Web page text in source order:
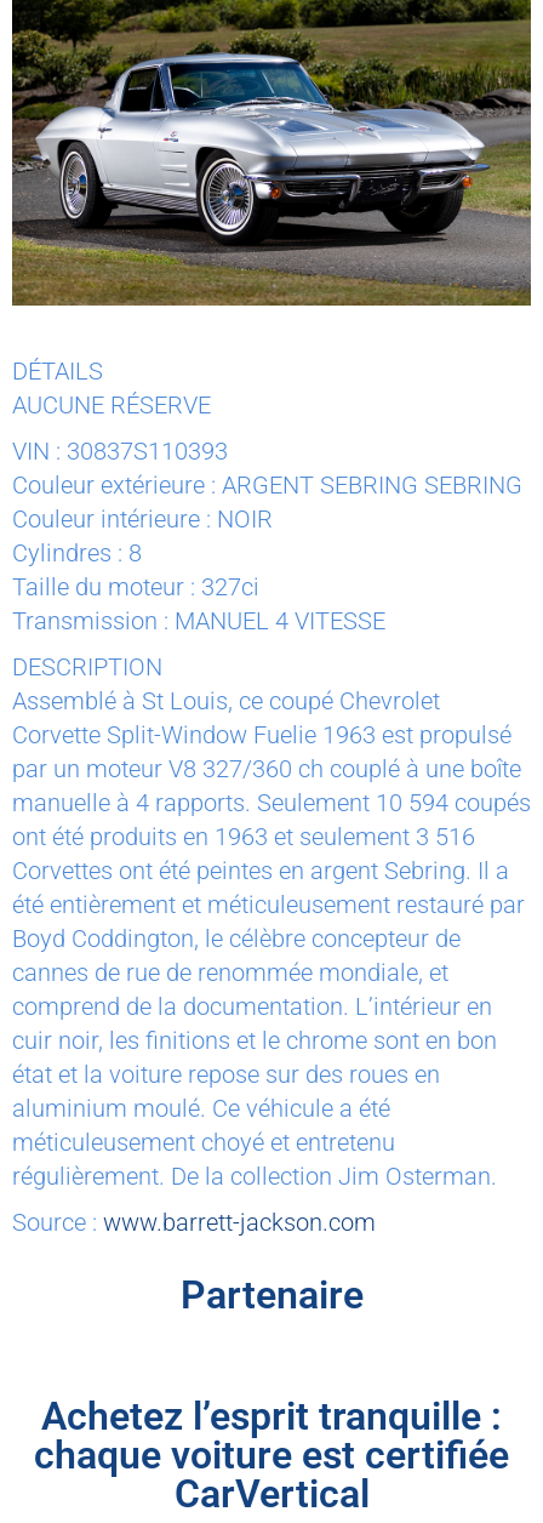
DÉTAILS
AUCUNE RÉSERVE
VIN : 30837S110393
Couleur extérieure : ARGENT SEBRING SEBRING
Couleur intérieure : NOIR
Cylindres : 8
Taille du moteur : 327ci
Transmission : MANUEL 4 VITESSE
DESCRIPTION
Assemblé à St Louis, ce coupé Chevrolet
Corvette Split-Window Fuelie 1963 est propulsé
par un moteur V8 327/360 ch couplé à une boîte
manuelle à 4 rapports. Seulement 10 594 coupés
ont été produits en 1963 et seulement 3 516
Corvettes ont été peintes en argent Sebring. Il a
été entièrement et méticuleusement restauré par
Boyd Coddington, le célèbre concepteur de
cannes de rue de renommée mondiale, et
comprend de la documentation. L’intérieur en
cuir noir, les finitions et le chrome sont en bon
état et la voiture repose sur des roues en
aluminium moulé. Ce véhicule a été
méticuleusement choyé et entretenu
régulièrement. De la collection Jim Osterman.
Source : www.barrett-jackson.com
Partenaire
Achetez l’esprit tranquille :
chaque voiture est certifiée
CarVertical